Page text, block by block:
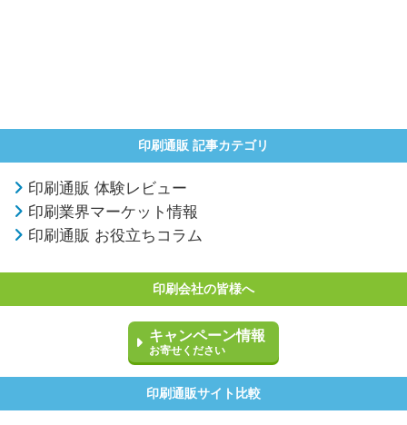
印刷通販 記事カテゴリ
印刷通販 体験レビュー
印刷業界マーケット情報
印刷通販 お役立ちコラム
印刷会社の皆様へ
キャンペーン情報
お寄せください
印刷通販サイト比較